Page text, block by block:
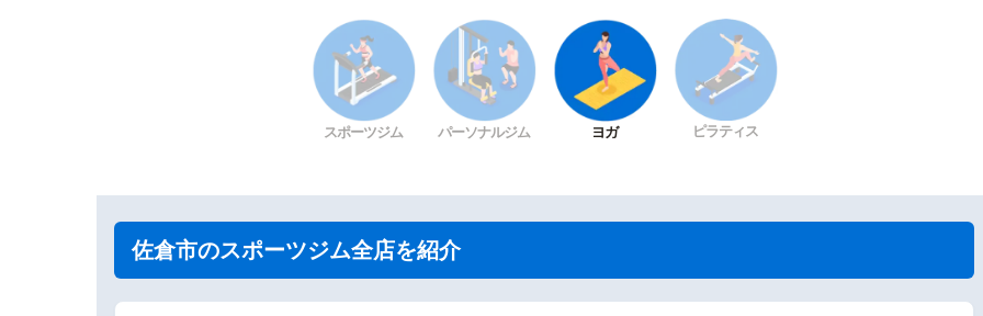
スポーツジム パーソナルジム ヨガ ピラティス
佐倉市のスポーツジム全店を紹介